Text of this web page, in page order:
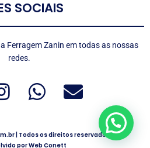
SOCIAIS
Ferragem Zanin em todas as nossas
redes.
| Todos os direitos reservados.
por Web Conett